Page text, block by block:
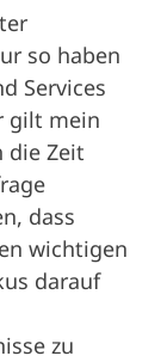
so haben
Services
gilt mein
die Zeit
dass
wichtigen
darauf
zu